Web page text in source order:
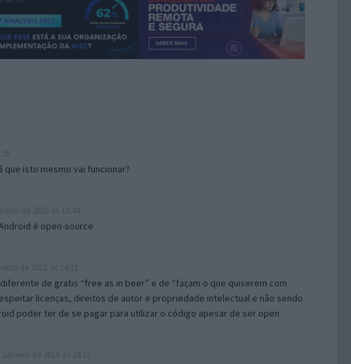
isto mesmo vai funcionar?
é open-source
de gratis “free as in beer” e de “façam o que quiserem com
licenças, direitos de autor e propriedade intelectual e não sendo
poder ter de se pagar para utilizar o código apesar de ser open